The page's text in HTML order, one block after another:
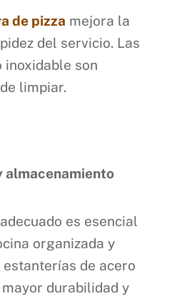
de pizza mejora la
del servicio. Las
inoxidable son
limpiar.
almacenamiento
es esencial
organizada y
de acero
durabilidad y